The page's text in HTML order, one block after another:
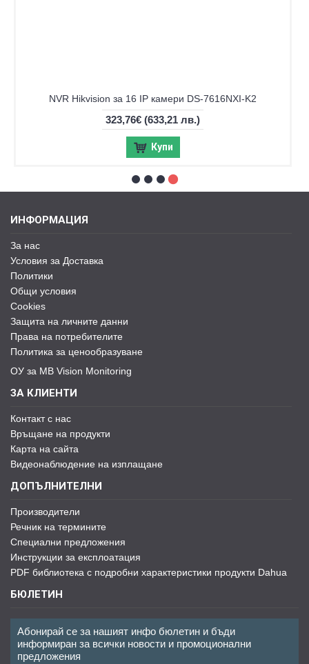
NVR Hikvision за 16 IP камери DS-7616NXI-K2
323,76€ (633,21 лв.)
Купи
ИНФОРМАЦИЯ
За нас
Условия за Доставка
Политики
Общи условия
Cookies
Защита на личните данни
Права на потребителите
Политика за ценообразуване
ОУ за MB Vision Monitoring
ЗА КЛИЕНТИ
Контакт с нас
Връщане на продукти
Карта на сайта
Видеонаблюдение на изплащане
ДОПЪЛНИТЕЛНИ
Производители
Речник на термините
Специални предложения
Инструкции за експлоатация
PDF библиотека с подробни характеристики продукти Dahua
БЮЛЕТИН
Абонирай се за нашият инфо бюлетин и бъди
информиран за всички новости и промоционални
предложения